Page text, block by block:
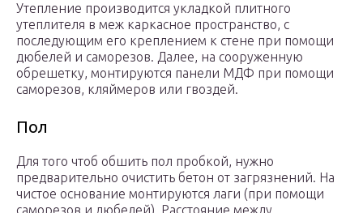
Утепление производится укладкой плитного
утеплителя в меж каркасное пространство, с
последующим его креплением к стене при помощи
дюбелей и саморезов. Далее, на сооруженную
обрешетку, монтируются панели МДФ при помощи
саморезов, кляймеров или гвоздей.
Пол
Для того чтоб обшить пол пробкой, нужно
предварительно очистить бетон от загрязнений. На
чистое основание монтируются лаги (при помощи
саморезов и дюбелей). Расстояние между